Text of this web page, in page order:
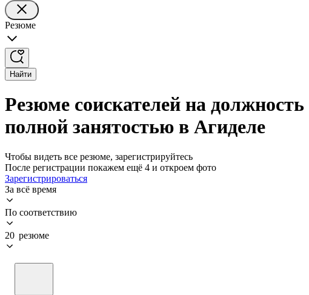
Резюме
Найти
Резюме соискателей на
полной занятостью в Агиделе
Чтобы видеть все резюме, зарегистрируйтесь
После регистрации покажем ещё 4 и откроем фото
Зарегистрироваться
За всё время
По соответствию
20 резюме